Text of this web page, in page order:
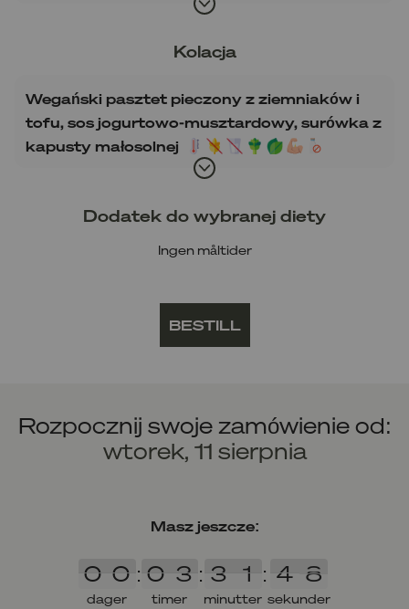
Kolacja
Wegański pasztet pieczony z ziemniaków i
tofu, sos jogurtowo-musztardowy, surówka z
kapusty małosolnej
Dodatek do wybranej diety
Ingen måltider
BESTILL
Rozpocznij swoje zamówienie od:
wtorek, 11 sierpnia
Masz jeszcze:
dager
0
0 0
0 :
timer
0
0 3
3 :
minutter
3
3 1
1 :
sekunder
4
4 7
7